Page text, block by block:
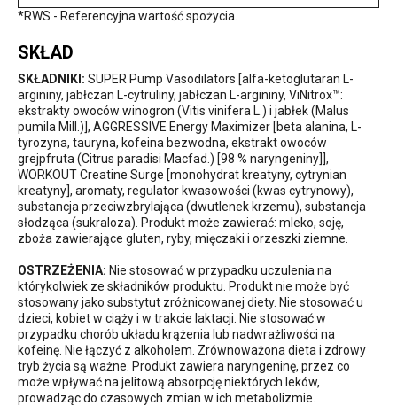
*RWS - Referencyjna wartość spożycia.
SKŁAD
SKŁADNIKI: SUPER Pump Vasodilators [alfa-ketoglutaran L-
argininy, jabłczan L-cytruliny, jabłczan L-argininy, ViNitrox™:
ekstrakty owoców winogron (Vitis vinifera L.) i jabłek (Malus
pumila Mill.)], AGGRESSIVE Energy Maximizer [beta alanina, L-
tyrozyna, tauryna, kofeina bezwodna, ekstrakt owoców
grejpfruta (Citrus paradisi Macfad.) [98 % naryngeniny]],
WORKOUT Creatine Surge [monohydrat kreatyny, cytrynian
kreatyny], aromaty, regulator kwasowości (kwas cytrynowy),
substancja przeciwzbrylająca (dwutlenek krzemu), substancja
słodząca (sukraloza). Produkt może zawierać: mleko, soję,
zboża zawierające gluten, ryby, mięczaki i orzeszki ziemne.
OSTRZEŻENIA: Nie stosować w przypadku uczulenia na
którykolwiek ze składników produktu. Produkt nie może być
stosowany jako substytut zróżnicowanej diety. Nie stosować u
dzieci, kobiet w ciąży i w trakcie laktacji. Nie stosować w
przypadku chorób układu krążenia lub nadwrażliwości na
kofeinę. Nie łączyć z alkoholem. Zrównoważona dieta i zdrowy
tryb życia są ważne. Produkt zawiera naryngeninę, przez co
może wpływać na jelitową absorpcję niektórych leków,
prowadząc do czasowych zmian w ich metabolizmie.